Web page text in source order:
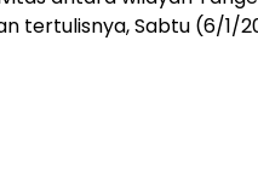
tertulisnya, Sabtu (6/1/